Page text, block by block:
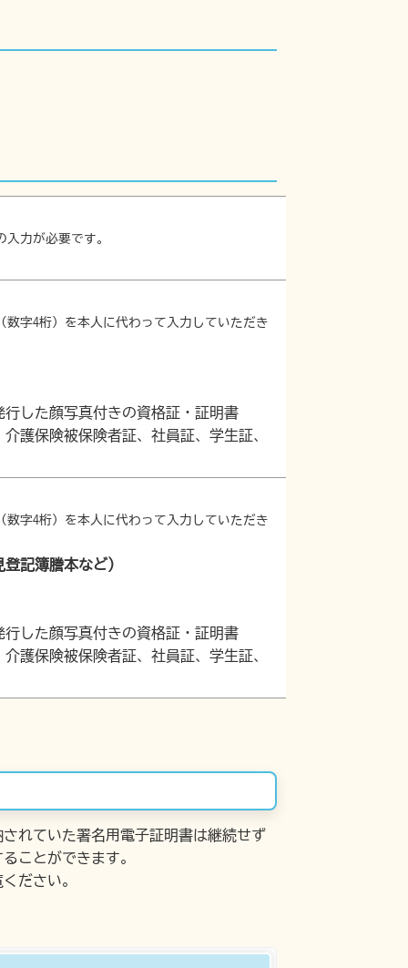
力が必要です。
字4桁）を本人に代わって入力していただき
した顔写真付きの資格証・証明書
護保険被保険者証、社員証、学生証、
字4桁）を本人に代わって入力していただき
記簿謄本など）
した顔写真付きの資格証・証明書
護保険被保険者証、社員証、学生証、
れていた署名用電子証明書は継続せず
ことができます。
ださい。